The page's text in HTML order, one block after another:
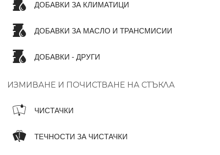
ДОБАВКИ ЗА КЛИМАТИЦИ
ДОБАВКИ ЗА МАСЛО И ТРАНСМИСИИ
ДОБАВКИ - ДРУГИ
ИЗМИВАНЕ И ПОЧИСТВАНЕ НА СТЪКЛА
ЧИСТАЧКИ
ТЕЧНОСТИ ЗА ЧИСТАЧКИ